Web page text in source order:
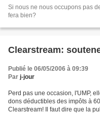
Si nous ne nous occupons pas
fera bien?
Clearstream:
Publié le 06/05/2006 à 09:39
Par j-jour
Perd pas une occasion, l'UMP,
dons déductibles des impôts à
Clearstream! Il faut dire que la